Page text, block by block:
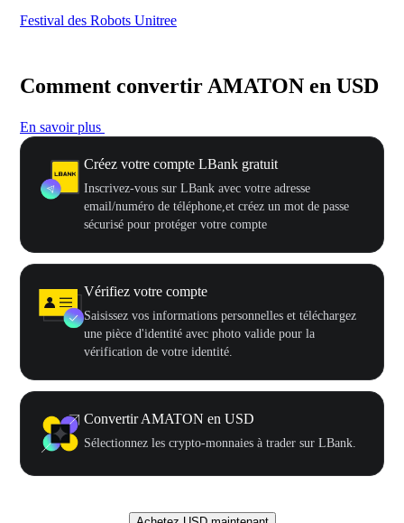
Festival des Robots Unitree
Comment convertir AMATON en USD
En savoir plus
Créez votre compte LBank gratuit
Inscrivez-vous sur LBank avec votre adresse
email/numéro de téléphone,et créez un mot de passe
sécurisé pour protéger votre compte
Vérifiez votre compte
Saisissez vos informations personnelles et téléchargez
une pièce d'identité avec photo valide pour la
vérification de votre identité.
Convertir AMATON en USD
Sélectionnez les crypto-monnaies à trader sur LBank.